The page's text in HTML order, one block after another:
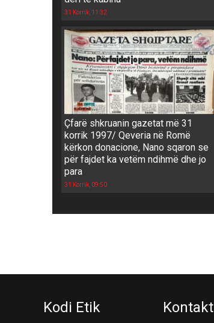
31 Korrik, 11:32
Çfarë shkruanin gazetat më 31
korrik 1997/ Qeveria në Romë
kërkon donacione, Nano sqaron se
për fajdet ka vetëm ndihmë dhe jo
para
31 Korrik, 09:50
Kodi Etik Kontakt